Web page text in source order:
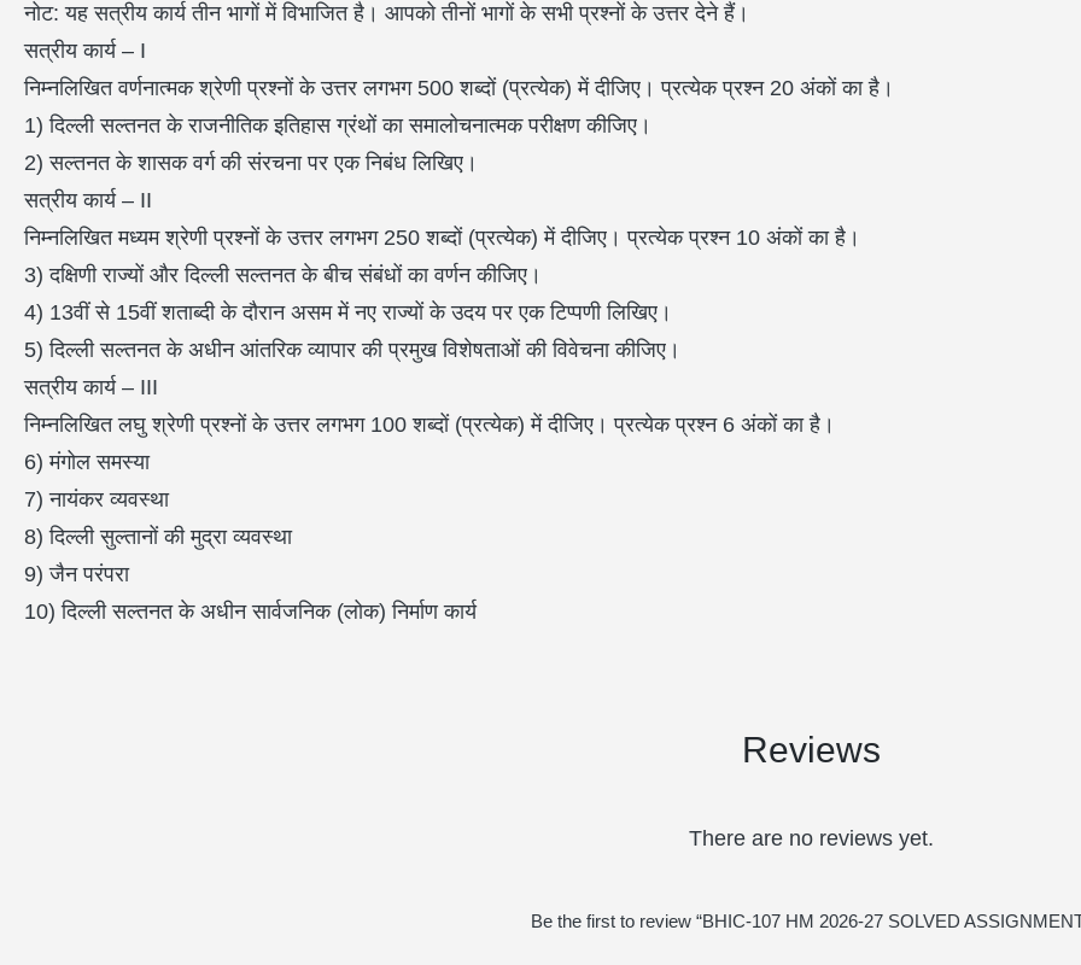
नोट: यह सत्रीय कार्य तीन भागों में विभाजित है। आपको तीनों भागों के सभी प्रश्नों के उत्तर देने हैं।
सत्रीय कार्य – I
निम्नलिखित वर्णनात्मक श्रेणी प्रश्नों के उत्तर लगभग 500 शब्दों (प्रत्येक) में दीजिए। प्रत्येक प्रश्न 20 अंकों का है।
1) दिल्ली सल्तनत के राजनीतिक इतिहास ग्रंथों का समालोचनात्मक परीक्षण कीजिए।
2) सल्तनत के शासक वर्ग की संरचना पर एक निबंध लिखिए।
सत्रीय कार्य – II
निम्नलिखित मध्यम श्रेणी प्रश्नों के उत्तर लगभग 250 शब्दों (प्रत्येक) में दीजिए। प्रत्येक प्रश्न 10 अंकों का है।
3) दक्षिणी राज्यों और दिल्ली सल्तनत के बीच संबंधों का वर्णन कीजिए।
4) 13वीं से 15वीं शताब्दी के दौरान असम में नए राज्यों के उदय पर एक टिप्पणी लिखिए।
5) दिल्ली सल्तनत के अधीन आंतरिक व्यापार की प्रमुख विशेषताओं की विवेचना कीजिए।
सत्रीय कार्य – III
निम्नलिखित लघु श्रेणी प्रश्नों के उत्तर लगभग 100 शब्दों (प्रत्येक) में दीजिए। प्रत्येक प्रश्न 6 अंकों का है।
6) मंगोल समस्या
7) नायंकर व्यवस्था
8) दिल्ली सुल्तानों की मुद्रा व्यवस्था
9) जैन परंपरा
10) दिल्ली सल्तनत के अधीन सार्वजनिक (लोक) निर्माण कार्य
Reviews
There are no reviews yet.
Be the first to review “BHIC-107 HM 2026-27 SOLVED